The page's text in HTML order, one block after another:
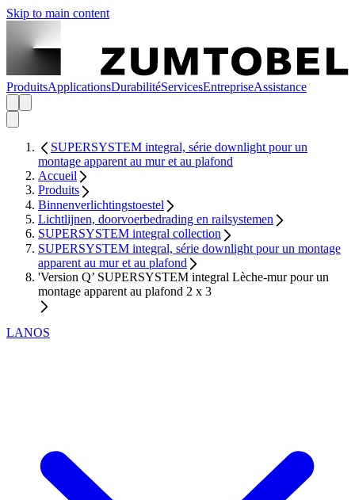
Skip to main content
ProduitsApplicationsDurabilitéServicesEntrepriseAssistance
SUPERSYSTEM integral, série downlight pour un
montage apparent au mur et au plafond
Accueil
Produits
Binnenverlichtingstoestel
Lichtlijnen, doorvoerbedrading en railsystemen
SUPERSYSTEM integral collection
SUPERSYSTEM integral, série downlight pour un montage
apparent au mur et au plafond
'Version Q’ SUPERSYSTEM integral Lèche-mur pour un
montage apparent au plafond 2 x 3
LANOS